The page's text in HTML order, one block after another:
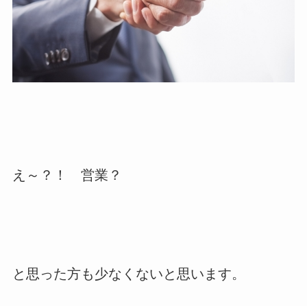
え～？！ 営業？
と思った方も少なくないと思います。